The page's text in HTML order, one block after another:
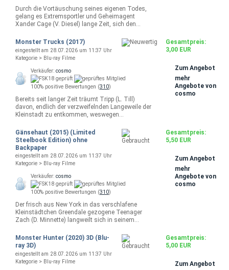
Durch die Vortäuschung seines eigenen Todes,
gelang es Extremsportler und Geheimagent
Xander Cage (V. Diesel) lange Zeit, sich den…
Monster Trucks (2017)
eingestellt am 28.07.2026 um 11:37 Uhr
Kategorie > Blu-ray Filme
Verkäufer: cosmo
100% positive Bewertungen (310)
Bereits seit langer Zeit träumt Tripp (L. Till)
davon, endlich der verzweifelnden Langeweile der
Kleinstadt zu entkommen, weswegen…
Gesamtpreis:
3,00 EUR
Zum Angebot
mehr
Angebote von
cosmo
Gänsehaut (2015) (Limited
Steelbook Edition) ohne
Backpaper
eingestellt am 28.07.2026 um 11:37 Uhr
Kategorie > Blu-ray Filme
Verkäufer: cosmo
100% positive Bewertungen (310)
Der frisch aus New York in das verschlafene
Kleinstädtchen Greendale gezogene Teenager
Zach (D. Minnette) langweilt sich in seinem…
Gesamtpreis:
5,50 EUR
Zum Angebot
mehr
Angebote von
cosmo
Monster Hunter (2020) 3D (Blu-
ray 3D)
eingestellt am 28.07.2026 um 11:37 Uhr
Kategorie > Blu-ray Filme
Gesamtpreis:
5,00 EUR
Zum Angebot